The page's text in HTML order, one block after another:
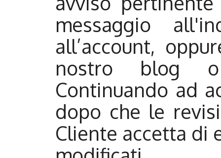
messaggio
all’account,
nostro blog
Continuando ad
dopo che le
Cliente accetta di